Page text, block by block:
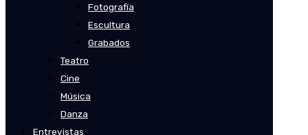
Fotografía
Escultura
Grabados
Teatro
Cine
Música
Danza
Entrevistas